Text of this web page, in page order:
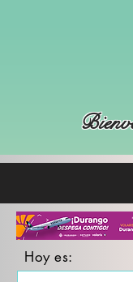
Hoy es: